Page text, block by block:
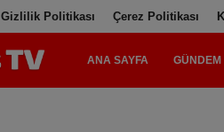
Gizlilik Politikası Çerez Politikası
ANA SAYFA GÜNDEM